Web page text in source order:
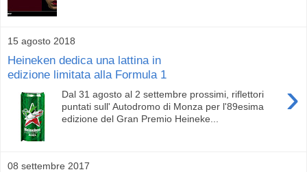
15 agosto 2018
Heineken dedica una lattina in
edizione limitata alla Formula 1
›
Dal 31 agosto al 2 settembre prossimi, riflettori
puntati sull' Autodromo di Monza per l'89esima
edizione del Gran Premio Heineke...
08 settembre 2017